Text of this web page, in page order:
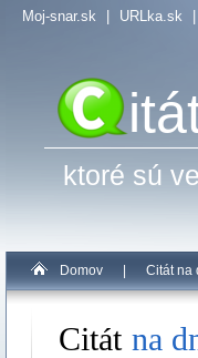
Moj-snar.sk URLka.sk
ktoré sú
Domov Citát na
Citát na